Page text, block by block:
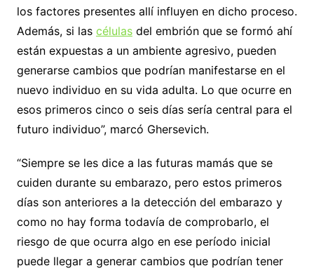
los factores presentes allí influyen en dicho proceso.
Además, si las célulasdel embrión que se formó ahí
están expuestas a un ambiente agresivo, pueden
generarse cambios que podrían manifestarse en el
nuevo individuo en su vida adulta. Lo que ocurre en
esos primeros cinco o seis días sería central para el
futuro individuo”, marcó Ghersevich.
“Siempre se les dice a las futuras mamás que se
cuiden durante su embarazo, pero estos primeros
días son anteriores a la detección del embarazo y
como no hay forma todavía de comprobarlo, el
riesgo de que ocurra algo en ese período inicial
puede llegar a generar cambios que podrían tener